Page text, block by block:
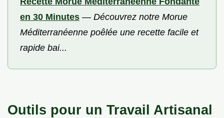
en 30 Minutes — Découvrez notre Morue
Méditerranéenne poêlée une recette facile et
rapide bai...
Outils pour un Travail Artisanal